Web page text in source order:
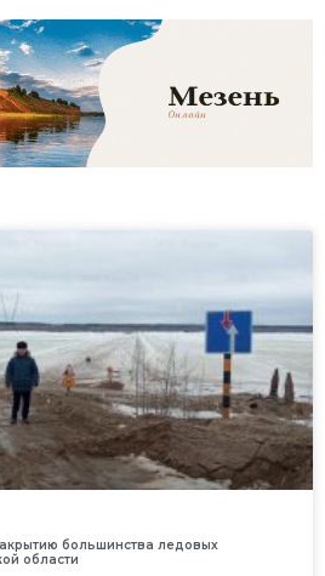
большинства ледовых
области